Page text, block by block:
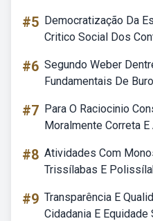
#5 Democratização Da
Critico Social Dos
#6 Segundo Weber
Fundamentais De
#7 Para O Raciocinio
Moralmente Correta E
#8 Atividades Com
Trissílabas E
#9 Transparência E
Cidadania E Equidade